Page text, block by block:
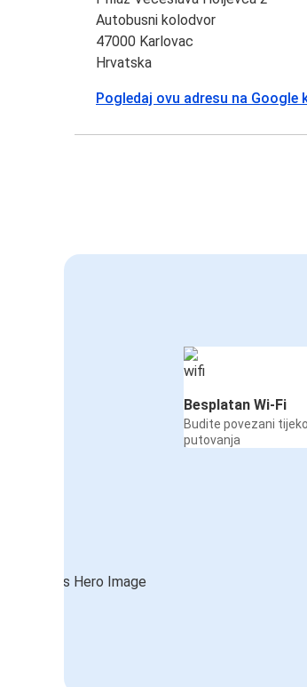
Autobusni kolodvor
47000 Karlovac
Hrvatska
Pogledaj ovu adresu na Google
Besplatan Wi-Fi
Budite povezani
putovanja